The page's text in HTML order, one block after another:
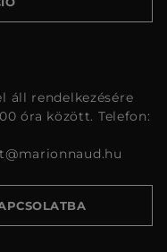
áll rendelkezésére
óra között. Telefon: